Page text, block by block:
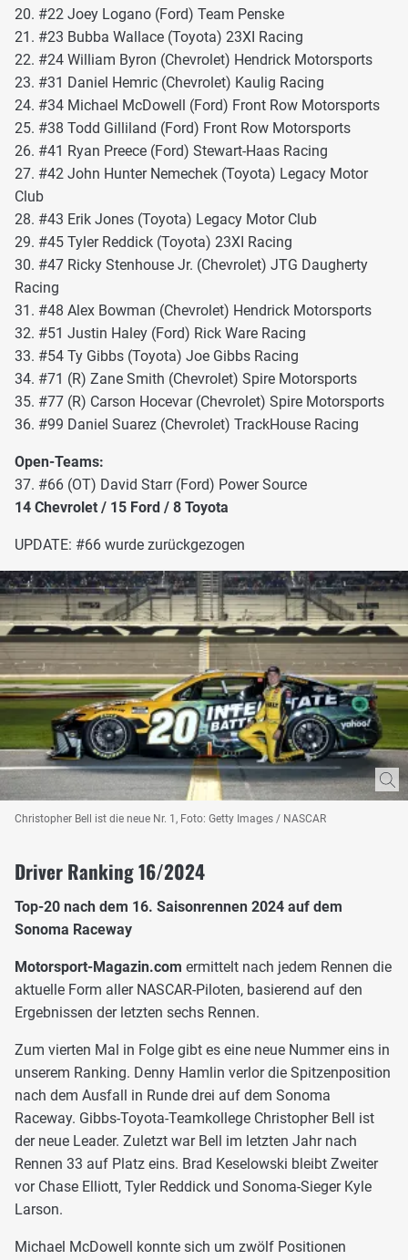
20. #22 Joey Logano (Ford) Team Penske
21. #23 Bubba Wallace (Toyota) 23XI Racing
22. #24 William Byron (Chevrolet) Hendrick Motorsports
23. #31 Daniel Hemric (Chevrolet) Kaulig Racing
24. #34 Michael McDowell (Ford) Front Row Motorsports
25. #38 Todd Gilliland (Ford) Front Row Motorsports
26. #41 Ryan Preece (Ford) Stewart-Haas Racing
27. #42 John Hunter Nemechek (Toyota) Legacy Motor
Club
28. #43 Erik Jones (Toyota) Legacy Motor Club
29. #45 Tyler Reddick (Toyota) 23XI Racing
30. #47 Ricky Stenhouse Jr. (Chevrolet) JTG Daugherty
Racing
31. #48 Alex Bowman (Chevrolet) Hendrick Motorsports
32. #51 Justin Haley (Ford) Rick Ware Racing
33. #54 Ty Gibbs (Toyota) Joe Gibbs Racing
34. #71 (R) Zane Smith (Chevrolet) Spire Motorsports
35. #77 (R) Carson Hocevar (Chevrolet) Spire Motorsports
36. #99 Daniel Suarez (Chevrolet) TrackHouse Racing
Open-Teams:
37. #66 (OT) David Starr (Ford) Power Source
14 Chevrolet / 15 Ford / 8 Toyota
UPDATE: #66 wurde zurückgezogen
Christopher Bell ist die neue Nr. 1, Foto: Getty Images / NASCAR
Driver Ranking 16/2024
Top-20 nach dem 16. Saisonrennen 2024 auf dem
Sonoma Raceway
Motorsport-Magazin.com ermittelt nach jedem Rennen die
aktuelle Form aller NASCAR-Piloten, basierend auf den
Ergebnissen der letzten sechs Rennen.
Zum vierten Mal in Folge gibt es eine neue Nummer eins in
unserem Ranking. Denny Hamlin verlor die Spitzenposition
nach dem Ausfall in Runde drei auf dem Sonoma
Raceway. Gibbs-Toyota-Teamkollege Christopher Bell ist
der neue Leader. Zuletzt war Bell im letzten Jahr nach
Rennen 33 auf Platz eins. Brad Keselowski bleibt Zweiter
vor Chase Elliott, Tyler Reddick und Sonoma-Sieger Kyle
Larson.
Michael McDowell konnte sich um zwölf Positionen